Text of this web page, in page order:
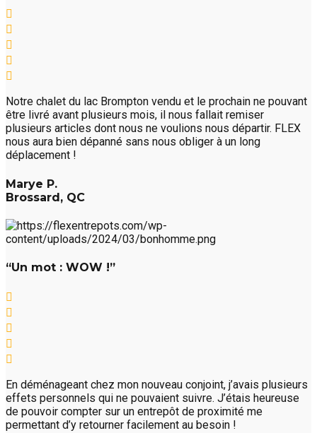
Notre chalet du lac Brompton vendu et le prochain ne pouvant
être livré avant plusieurs mois, il nous fallait remiser
plusieurs articles dont nous ne voulions nous départir. FLEX
nous aura bien dépanné sans nous obliger à un long
déplacement !
Marye P.
Brossard, QC
“Un mot : WOW !”
En déménageant chez mon nouveau conjoint, j’avais plusieurs
effets personnels qui ne pouvaient suivre. J’étais heureuse
de pouvoir compter sur un entrepôt de proximité me
permettant d’y retourner facilement au besoin !